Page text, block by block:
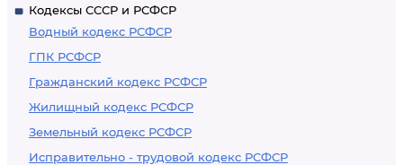
Кодексы СССР и РСФСР
Водный кодекс РСФСР
ГПК РСФСР
Гражданский кодекс РСФСР
Жилищный кодекс РСФСР
Земельный кодекс РСФСР
Исправительно - трудовой кодекс РСФСР